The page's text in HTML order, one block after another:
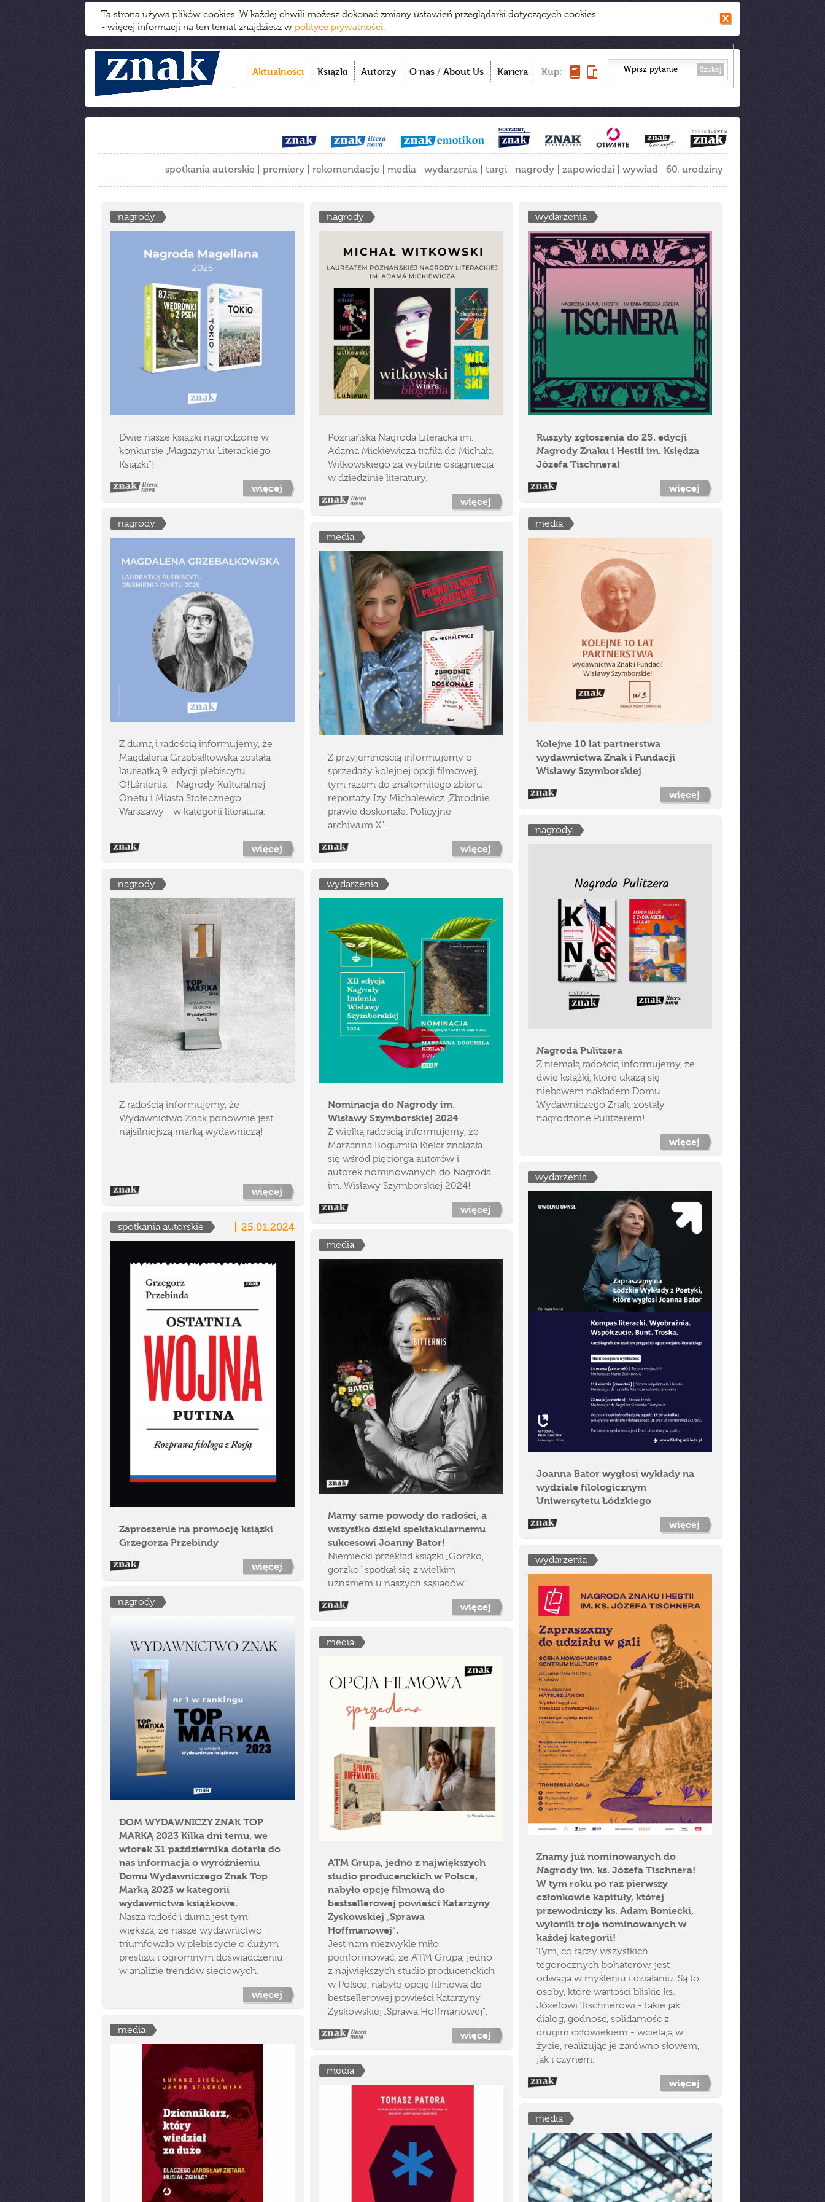
Ta strona używa plików cookies. W każdej chwili możesz dokonać zmiany ustawień przeglądarki dotyczących cookies
- więcej informacji na ten temat znajdziesz w polityce prywatności.
Aktualności Książki Autorzy O nas / About Us Kariera Kup: Szukaj
spotkania autorskie premiery rekomendacje media wydarzenia targi nagrody zapowiedzi wywiad 60. urodziny
nagrody
Dwie nasze książki nagrodzone w
konkursie „Magazynu Literackiego
Książki"!
więcej
nagrody
Poznańska Nagroda Literacka im.
Adama Mickiewicza trafiła do Michała
Witkowskiego za wybitne osiągnięcia
w dziedzinie literatury.
więcej
wydarzenia
Ruszyły zgłoszenia do 25. edycji
Nagrody Znaku i Hestii im. Księdza
Józefa Tischnera!
więcej
nagrody
Z dumą i radością informujemy, że
Magdalena Grzebałkowska została
laureatką 9. edycji plebiscytu
O!Lśnienia - Nagrody Kulturalnej
Onetu i Miasta Stołecznego
Warszawy - w kategorii literatura.
więcej
media
Kolejne 10 lat partnerstwa
wydawnictwa Znak i Fundacji
Wisławy Szymborskiej
więcej
media
Z przyjemnością informujemy o
sprzedaży kolejnej opcji filmowej,
tym razem do znakomitego zbioru
reportaży Izy Michalewicz „Zbrodnie
prawie doskonałe. Policyjne
archiwum X".
więcej
nagrody
Nagroda Pulitzera
Z niemałą radością informujemy, że
dwie książki, które ukażą się
niebawem nakładem Domu
Wydawniczego Znak, zostały
nagrodzone Pulitzerem!
więcej
nagrody
Z radością informujemy, że
Wydawnictwo Znak ponownie jest
najsilniejszą marką wydawniczą!
więcej
wydarzenia
Nominacja do Nagrody im.
Wisławy Szymborskiej 2024
Z wielką radością informujemy, że
Marzanna Bogumiła Kielar znalazła
się wśród pięciorga autorów i
autorek nominowanych do Nagroda
im. Wisławy Szymborskiej 2024!
więcej
wydarzenia
Joanna Bator wygłosi wykłady na
wydziale filologicznym
Uniwersytetu Łódzkiego
więcej
25.01.2024
spotkania autorskie
Zaproszenie na promocję ksiązki
Grzegorza Przebindy
więcej
media
Mamy same powody do radości, a
wszystko dzięki spektakularnemu
sukcesowi Joanny Bator!
Niemiecki przekład książki „Gorzko,
gorzko" spotkał się z wielkim
uznaniem u naszych sąsiadów.
więcej
wydarzenia
Znamy już nominowanych do
Nagrody im. ks. Józefa Tischnera!
W tym roku po raz pierwszy
członkowie kapituły, której
przewodniczy ks. Adam Boniecki,
wyłonili troje nominowanych w
każdej kategorii!
Tym, co łączy wszystkich
tegorocznych bohaterów, jest
odwaga w myśleniu i działaniu. Są to
osoby, które wartości bliskie ks.
Józefowi Tischnerowi - takie jak
dialog, godność, solidarność z
drugim człowiekiem - wcielają w
życie, realizując je zarówno słowem,
jak i czynem.
więcej
nagrody
DOM WYDAWNICZY ZNAK TOP
MARKĄ 2023 Kilka dni temu, we
wtorek 31 października dotarła do
nas informacja o wyróżnieniu
Domu Wydawniczego Znak Top
Marką 2023 w kategorii
wydawnictwa książkowe.
Nasza radość i duma jest tym
większa, że nasze wydawnictwo
triumfowało w plebiscycie o dużym
prestiżu i ogromnym doświadczeniu
w analizie trendów sieciowych.
więcej
media
ATM Grupa, jedno z największych
studio producenckich w Polsce,
nabyło opcję filmową do
bestsellerowej powieści Katarzyny
Zyskowskiej „Sprawa
Hoffmanowej".
Jest nam niezwykle miło
poinformować, że ATM Grupa, jedno
z największych studio producenckich
w Polsce, nabyło opcję filmową do
bestsellerowej powieści Katarzyny
Zyskowskiej „Sprawa Hoffmanowej".
więcej
media
media
media